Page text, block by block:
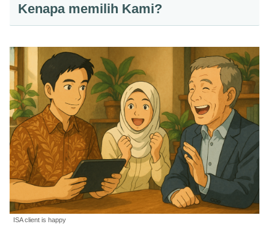
Kenapa memilih Kami?
ISA client is happy